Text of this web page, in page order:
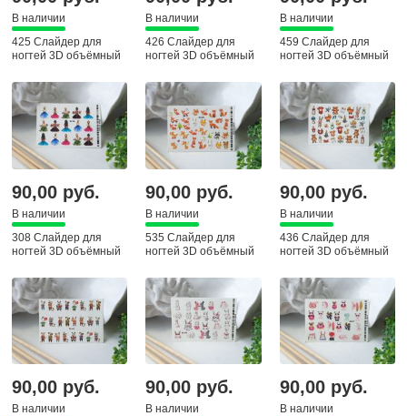
В наличии
425 Слайдер для
ногтей 3D объёмный
В наличии
426 Слайдер для
ногтей 3D объёмный
В наличии
459 Слайдер для
ногтей 3D объёмный
90,00 руб.
В наличии
308 Слайдер для
ногтей 3D объёмный
90,00 руб.
В наличии
535 Слайдер для
ногтей 3D объёмный
90,00 руб.
В наличии
436 Слайдер для
ногтей 3D объёмный
90,00 руб.
В наличии
90,00 руб.
В наличии
90,00 руб.
В наличии